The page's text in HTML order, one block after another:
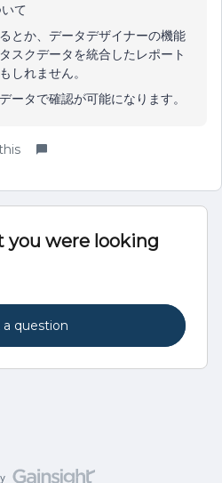
て
とか、データデザイナーの機能
スクデータを統合したレポート
しれません。
ータで確認が可能になります。
were looking
a question